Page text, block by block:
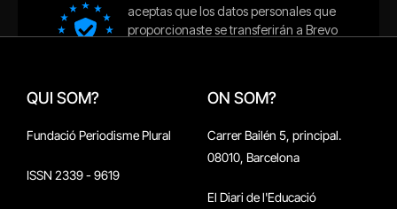
QUI SOM?
Fundació Periodisme Plural
ISSN 2339 - 9619
ON SOM?
Carrer Bailén 5, principal.
08010, Barcelona
El Diari de l'Educació